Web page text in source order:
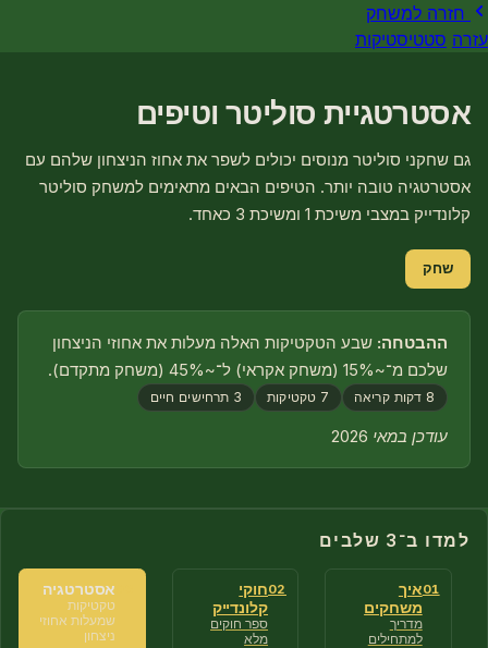
חזרה למשחק
עזרה סטטיסטיקות
אסטרטגיית סוליטר וטיפים
גם שחקני סוליטר מנוסים יכולים לשפר את אחוז הניצחון שלהם עם
אסטרטגיה טובה יותר. הטיפים הבאים מתאימים למשחק סוליטר
קלונדייק במצבי משיכת 1 ומשיכת 3 כאחד.
שחק
ההבטחה: שבע הטקטיקות האלה מעלות את אחוזי הניצחון
שלכם מ־~15% (משחק אקראי) ל־~45% (משחק מתקדם).
8 דקות קריאה 7 טקטיקות 3 תרחישים חיים
עודכן במאי 2026
למדו ב־3 שלבים
01איך
משחקים
מדריך
למתחילים
02חוקי
קלונדייק
ספר חוקים
מלא
אסטרטגיה
טקטיקות
שמעלות אחוזי
ניצחון